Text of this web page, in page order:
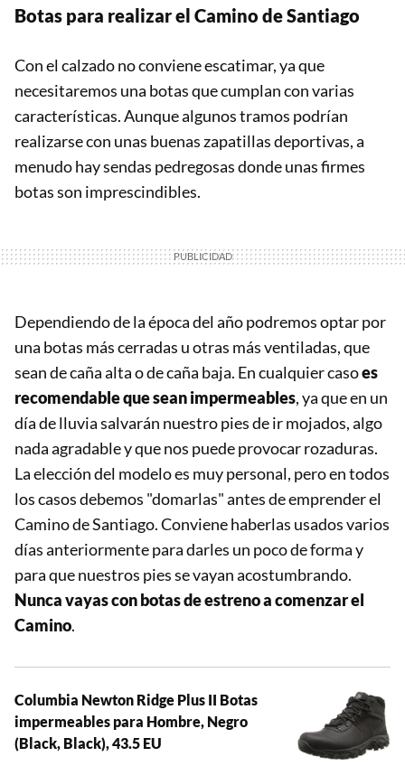
Botas para realizar el Camino de Santiago
Con el calzado no conviene escatimar, ya que
necesitaremos una botas que cumplan con varias
características. Aunque algunos tramos podrían
realizarse con unas buenas zapatillas deportivas, a
menudo hay sendas pedregosas donde unas firmes
botas son imprescindibles.
Dependiendo de la época del año podremos optar por
una botas más cerradas u otras más ventiladas, que
sean de caña alta o de caña baja. En cualquier casoes
recomendable que sean impermeables, ya que en un
día de lluvia salvarán nuestro pies de ir mojados, algo
nada agradable y que nos puede provocar rozaduras.
La elección del modelo es muy personal, pero en todos
los casos debemos "domarlas" antes de emprender el
Camino de Santiago. Conviene haberlas usados varios
días anteriormente para darles un poco de forma y
para que nuestros pies se vayan acostumbrando.
Nunca vayas con botas de estreno a comenzar el
Camino.
Columbia Newton Ridge Plus II Botas
impermeables para Hombre, Negro
(Black, Black), 43.5 EU